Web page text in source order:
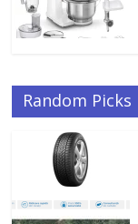
Random Picks